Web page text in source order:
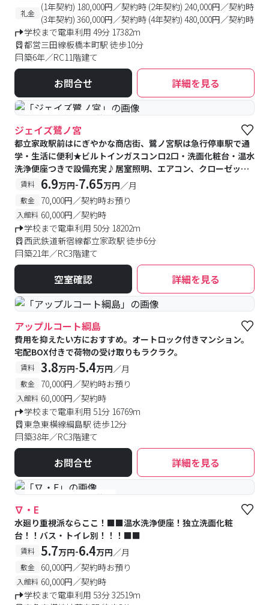
礼金
(1年契約) 180,000円／契約時 (2年契約) 240,000円／契約時
(3年契約) 360,000円／契約時 (4年契約) 480,000円／契約時
学校まで電車利用 49分 17382m
都営三田線板橋本町駅 徒歩10分
築6年／RC11階建て
お問合せ 詳細を見る
#予約受付中 #空室待ち
ジェイズ鷺ノ宮
都立家政駅前はにぎやかな商店街、鷺ノ宮駅は急行停車駅で通
学・生活に便利★ビルトインガスコンロ2口・洗面化粧台・温水
洗浄便座つきで設備充実♪居室照明、エアコン、クローゼット
が備え付け♪エントランスに宅配BOX完備♪
賃料 6.9万円-7.65万円／月
敷金 70,000円／契約時お預り
入館料 60,000円／契約時
学校まで電車利用 50分 18202m
西武鉄道新宿線都立家政駅 徒歩6分
築21年／RC3階建て
空室確認 詳細を見る
アップルコート綱島
費用を抑えたい方におすすめ。オートロック付きマンション。
宅配BOX付きで荷物の受け取りもラクラク。
賃料 3.8万円-5.4万円／月
敷金 70,000円／契約時お預り
入館料 60,000円／契約時
学校まで電車利用 51分 16769m
東急東横線綱島駅 徒歩12分
築38年／RC3階建て
お問合せ 詳細を見る
#予約受付中 #空室待ち
∇・E
水廻り重視派ならここ！■■温水洗浄便座！独立洗面化粧
台！！バス・トイレ別！！！■■
賃料 5.7万円-6.4万円／月
敷金 60,000円／契約時お預り
入館料 60,000円／契約時
学校まで電車利用 53分 32519m